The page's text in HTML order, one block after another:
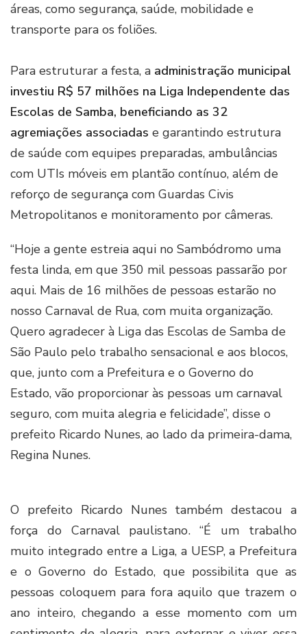
áreas, como segurança, saúde, mobilidade e
transporte para os foliões.
Para estruturar a festa, a administração municipal
investiu R$ 57 milhões na Liga Independente das
Escolas de Samba, beneficiando as 32
agremiações associadas e garantindo estrutura
de saúde com equipes preparadas, ambulâncias
com UTIs móveis em plantão contínuo, além de
reforço de segurança com Guardas Civis
Metropolitanos e monitoramento por câmeras.
“Hoje a gente estreia aqui no Sambódromo uma
festa linda, em que 350 mil pessoas passarão por
aqui. Mais de 16 milhões de pessoas estarão no
nosso Carnaval de Rua, com muita organização.
Quero agradecer à Liga das Escolas de Samba de
São Paulo pelo trabalho sensacional e aos blocos,
que, junto com a Prefeitura e o Governo do
Estado, vão proporcionar às pessoas um carnaval
seguro, com muita alegria e felicidade”, disse o
prefeito Ricardo Nunes, ao lado da primeira-dama,
Regina Nunes.
O prefeito Ricardo Nunes também destacou a
força do Carnaval paulistano. “É um trabalho
muito integrado entre a Liga, a UESP, a Prefeitura
e o Governo do Estado, que possibilita que as
pessoas coloquem para fora aquilo que trazem o
ano inteiro, chegando a esse momento com um